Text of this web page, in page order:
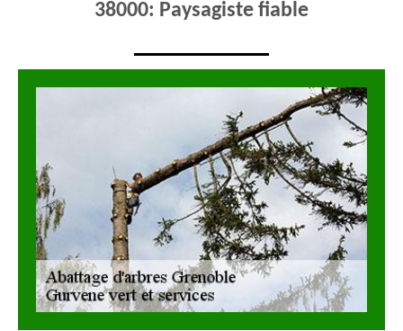
38000: Paysagiste fiable